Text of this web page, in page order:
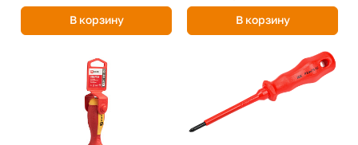
В корзину
В корзину